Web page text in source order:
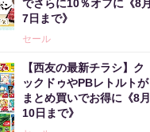
でさらに10％オフに《8月
7日まで》
セール
【西友の最新チラシ】ク
ックドゥやPBレトルトが
まとめ買いでお得に《8月
10日まで》